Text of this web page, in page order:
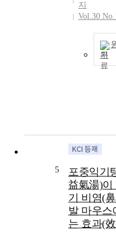
지
Vol.30
기
5
포중익기
益氣湯)이
기 비염(
발 마우스
는 효과(